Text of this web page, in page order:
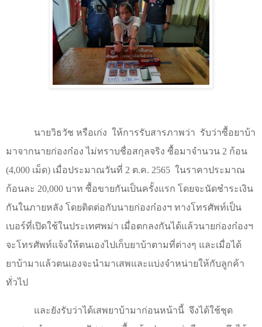
นายวิธวัช หรือเก่ง ให้การรับสารภาพว่า รับว่าซื้อยาบ้า
มาจากนายก่องก๋อง ไม่ทราบชื่อสกุลจริง ซื้อมาจำนวน 2 ก้อน
(4,000 เม็ด) เมื่อประมาณวันที่ 2 ต.ค. 2565 ในราคาประมาณ
ก้อนละ 20,000 บาท ซื้อขายกันเป็นครั้งแรก โดยจะนัดชำระเงิน
กันในภายหลัง โดยติดต่อกับนายก่องก๋องฯ ทางโทรศัพท์เป็น
เบอร์ที่เปิดใช้ในประเทศพม่า เมื่อตกลงกันได้แล้วนายก่องก๋องฯ
จะโทรศัพท์แจ้งให้ตนเองไปเก็บยาบ้าตามที่ต่างๆ และเมื่อได้
ยาบ้ามาแล้วตนเองจะนำมาเสพและแบ่งจำหน่ายให้กับลูกค้า
ทั่วไป
และยังรับว่าได้เสพยาบ้ามาก่อนหน้านี้ จึงได้ใช้ชุด